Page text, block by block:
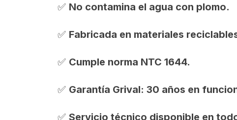
✅ No contamina el agua con plomo.
✅ Fabricada en materiales
✅ Cumple norma NTC 1644.
✅ Garantía Grival: 30 años en
✅ Servicio técnico disponible en